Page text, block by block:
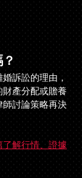
訴訟的理由，
產分配或贍養
討論策略再決
解行情、證據